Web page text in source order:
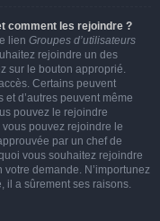
comment les rejoindre ?
lien Groupes d’utilisateurs
rejoindre un des
sur le bouton approprié.
Certains peuvent
d’autres peuvent même
pouvez le rejoindre
vous pouvez rejoindre le
par un chef de
vous souhaitez rejoindre
demande. N’importunez
il a sûrement ses raisons.